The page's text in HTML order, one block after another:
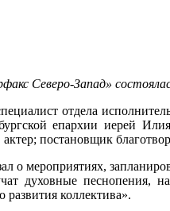
Северо-Запад»
отдела
епархии иерей
постановщик
о мероприятиях,
духовные
развития коллектива».